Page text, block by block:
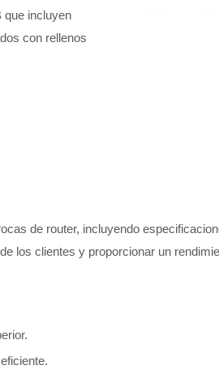
que incluyen
con rellenos
de router, incluyendo
los clientes y proporcionar un